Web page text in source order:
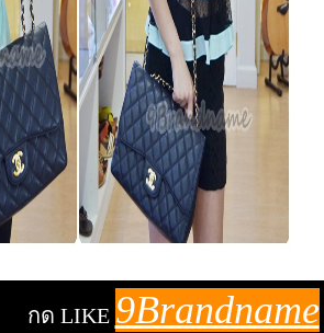
กด LIKE 9Brandname